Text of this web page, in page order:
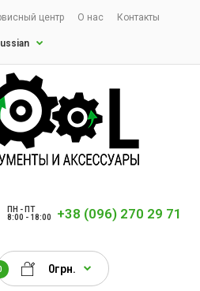
центр О нас Контакты
ПН - ПТ
8:00 - 18:00
+38 (096) 270 29 71
0грн.